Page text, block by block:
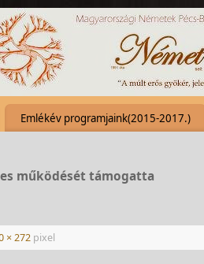
Emlékév programjaink(2015-2017.)
működését támogatta
× 272 pixel